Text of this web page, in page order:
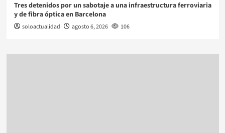
Tres detenidos por un sabotaje a una infraestructura ferroviaria
y de fibra óptica en Barcelona
soloactualidad agosto 6, 2026 106